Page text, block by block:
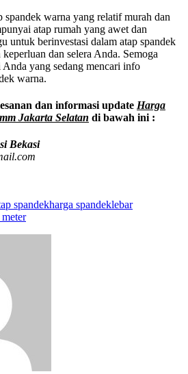
spandek warna yang relatif murah dan
atap rumah yang awet dan
untuk berinvestasi dalam atap spandek
dan selera Anda. Semoga
yang sedang mencari info
warna.
dan informasi update Harga
Jakarta Selatan di bawah ini :
Bekasi
spandekharga spandeklebar